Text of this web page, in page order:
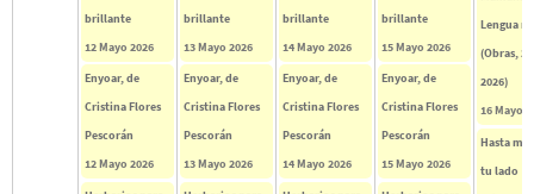
Lengua
(Obras,
2026)
16 Mayo
Hasta
tu lado
brillante
12 Mayo 2026
Enyoar, de
Cristina Flores
Pescorán
12 Mayo 2026
brillante
13 Mayo 2026
Enyoar, de
Cristina Flores
Pescorán
13 Mayo 2026
brillante
14 Mayo 2026
Enyoar, de
Cristina Flores
Pescorán
14 Mayo 2026
brillante
15 Mayo 2026
Enyoar, de
Cristina Flores
Pescorán
15 Mayo 2026